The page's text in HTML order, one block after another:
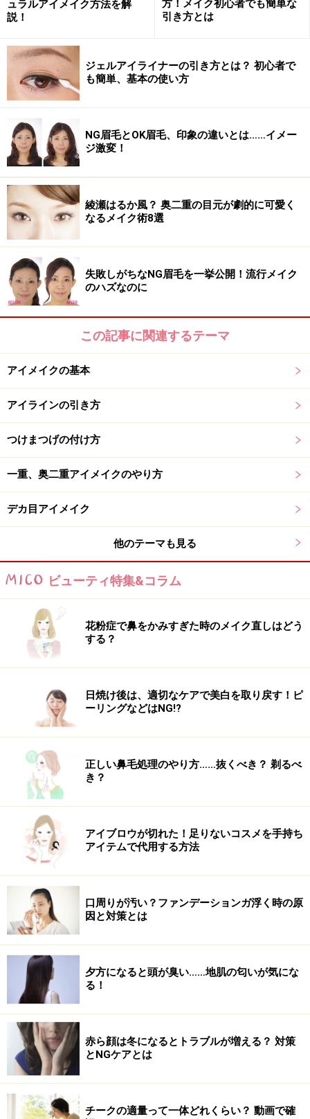
いかがでしたか？付け睫毛を使う時には、アイメイクが
非常に大切になってきます。若干濃いかな？という位に
作っておいて、後はリップなどを控え目な色を使って全
体バランスを整えてあげれば派手になりすぎず仕上げる
※記事内容は執筆時点のものです。最新の内容をご確認くださ
不調を引き起こす場合があります。実践の際には、必ず自身の体
質及び健康状態を十分に考慮し、正しい方法で行ってください。
また、全ての方への有効性を保証するものではありません。
【編集部おすすめの購入サイト】
Amazonで人気のアイメイク用品をチェック！
楽天市場で人気のアイメイク用品をチェック！
ュラルアイメイク方法を解
説！
方！メイク初心者でも簡単な
引き方とは
ジェルアイライナーの引き方とは？ 初心者で
も簡単、基本の使い方
NG眉毛とOK眉毛、印象の違いとは……イメー
ジ激変！
綾瀬はるか風？ 奥二重の目元が劇的に可愛く
なるメイク術8選
失敗しがちなNG眉毛を一挙公開！流行メイク
のハズなのに
この記事に関連するテーマ
アイメイクの基本
アイラインの引き方
つけまつげの付け方
一重、奥二重アイメイクのやり方
デカ目アイメイク
他のテーマも見る
ビューティ特集&コラム
花粉症で鼻をかみすぎた時のメイク直しはどう
する？
日焼け後は、適切なケアで美白を取り戻す！ピ
ーリングなどはNG!?
正しい鼻毛処理のやり方……抜くべき？ 剃るべ
き？
アイブロウが切れた！足りないコスメを手持ち
アイテムで代用する方法
口周りが汚い？ファンデーションガ浮く時の原
因と対策とは
夕方になると頭が臭い……地肌の匂いが気にな
る！
赤ら顔は冬になるとトラブルが増える？ 対策
とNGケアとは
チークの適量って一体どれくらい？ 動画で確